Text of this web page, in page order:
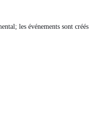
les événements sont